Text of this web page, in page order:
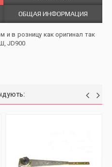
ОБЩАЯ ИНФОРМАЦИЯ
и в розницу как оригинал так
JD900